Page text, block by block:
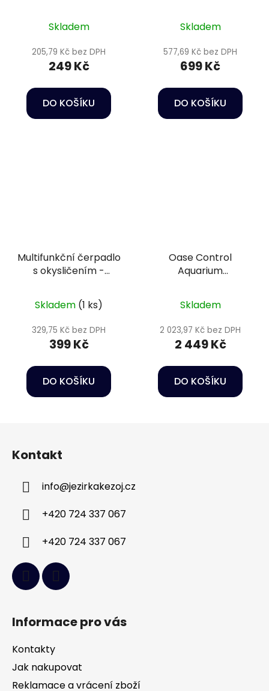
Skladem
205,79 Kč bez DPH
249 Kč
DO KOŠÍKU
Skladem
577,69 Kč bez DPH
699 Kč
DO KOŠÍKU
Multifunkční čerpadlo
s okysličením -
HC03
Skladem (1 ks)
329,75 Kč bez DPH
399 Kč
DO KOŠÍKU
Oase Control
Aquarium
Skladem
2 023,97 Kč bez DPH
2 449 Kč
DO KOŠÍKU
Kontakt
info@jezirkakezoj.cz
+420 724 337 067
+420 724 337 067
Informace pro vás
Kontakty
Jak nakupovat
Reklamace a vrácení zboží